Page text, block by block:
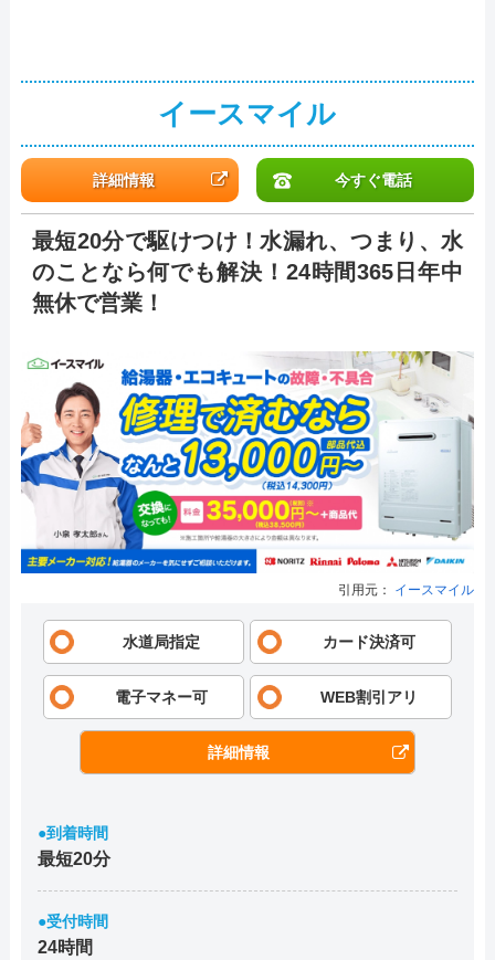
イースマイル
詳細情報 今すぐ電話
最短20分で駆けつけ！水漏れ、つまり、水
のことなら何でも解決！24時間365日年中
無休で営業！
引用元： イースマイル
水道局指定 カード決済可
電子マネー可 WEB割引アリ
詳細情報
●到着時間
最短20分
●受付時間
24時間